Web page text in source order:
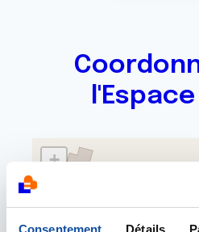
Consentement Détails
+